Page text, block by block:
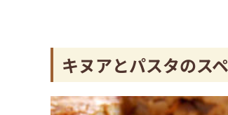
キヌアとパスタのス